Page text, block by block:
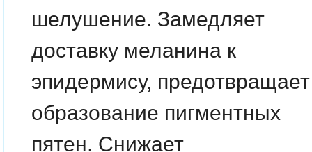
шелушение. Замедляет
доставку меланина к
эпидермису, предотвращает
образование пигментных
пятен. Снижает